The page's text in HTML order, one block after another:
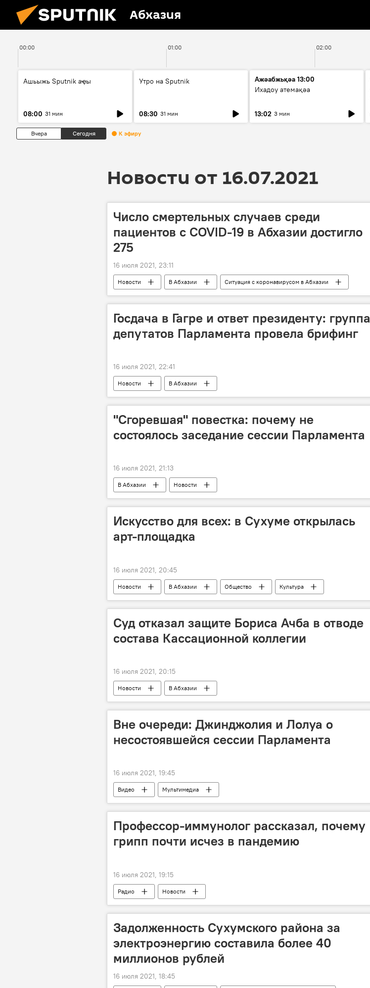
Абхазия
00:00 01:00 02:00
Ашьыжь Sputnik аҿы
08:00 31 мин
Утро на Sputnik
08:30 31 мин
Ажәабжьқәа 13:00
Ихадоу атемақәа
13:02 3 мин
Вчера Сегодня К эфиру
Новости от 16.07.2021
Число смертельных случаев среди
пациентов с COVID-19 в Абхазии достигло
275
16 июля 2021, 23:11
Новости В Абхазии Ситуация с коронавирусом в Абхазии
Госдача в Гагре и ответ президенту: группа
депутатов Парламента провела брифинг
16 июля 2021, 22:41
Новости В Абхазии
"Сгоревшая" повестка: почему не
состоялось заседание сессии Парламента
16 июля 2021, 21:13
В Абхазии Новости
Искусство для всех: в Сухуме открылась
арт-площадка
16 июля 2021, 20:45
Новости В Абхазии Общество Культура
Суд отказал защите Бориса Ачба в отводе
состава Кассационной коллегии
16 июля 2021, 20:15
Новости В Абхазии
Вне очереди: Джинджолия и Лолуа о
несостоявшейся сессии Парламента
16 июля 2021, 19:45
Видео Мультимедиа
Профессор-иммунолог рассказал, почему
грипп почти исчез в пандемию
16 июля 2021, 19:15
Радио Новости
Задолженность Сухумского района за
электроэнергию составила более 40
миллионов рублей
16 июля 2021, 18:45